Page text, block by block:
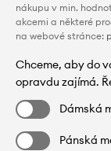
nákupu v min.
akcemi a některé
na webové stránce:
Chceme, aby do
opravdu zajímá.
Dámská
Pánská